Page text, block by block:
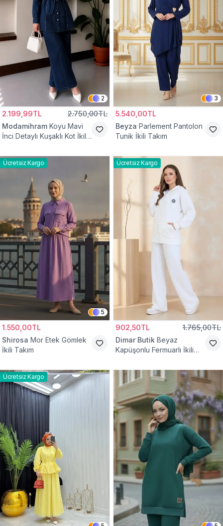
2
2.199,99TL 2.750,00TL
Modamihram Koyu Mavi
İnci Detaylı Kuşaklı Kot İkili
3
5.540,00TL
Beyza Parlement Pantolon
Tunik İkili Takım
Ücretsiz Kargo
5
1.550,00TL
Shirosa Mor Etek Gömlek
İkili Takım
Ücretsiz Kargo
902,50TL 1.765,00TL
Dimar Butik Beyaz
Kapüşonlu Fermuarlı İkili
Ücretsiz Kargo